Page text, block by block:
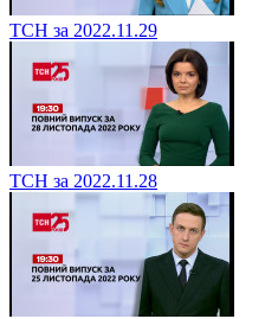
ТСН за 2022.11.29
ТСН за 2022.11.28